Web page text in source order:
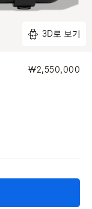
3D로 보기
₩2,550,000